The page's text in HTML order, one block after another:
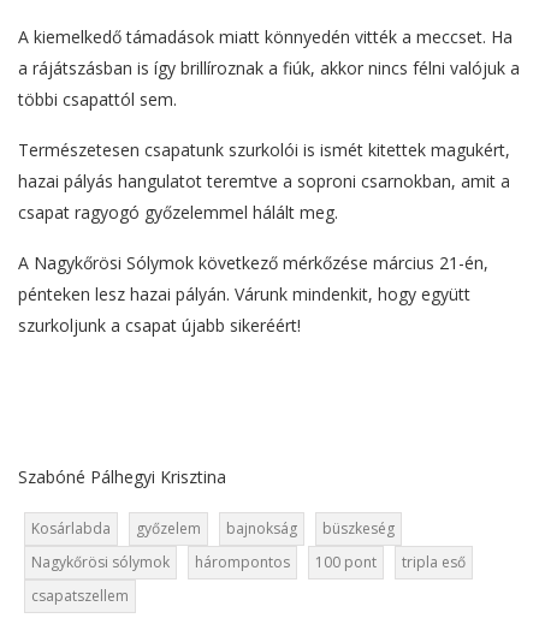
A kiemelkedő támadások miatt könnyedén vitték a meccset. Ha
a rájátszásban is így brillíroznak a fiúk, akkor nincs félni valójuk a
többi csapattól sem.
Természetesen csapatunk szurkolói is ismét kitettek magukért,
hazai pályás hangulatot teremtve a soproni csarnokban, amit a
csapat ragyogó győzelemmel hálált meg.
A Nagykőrösi Sólymok következő mérkőzése március 21-én,
pénteken lesz hazai pályán. Várunk mindenkit, hogy együtt
szurkoljunk a csapat újabb sikeréért!
Szabóné Pálhegyi Krisztina
Kosárlabda győzelem bajnokság
büszkeség
Nagykőrösi sólymok
hárompontos 100 pont
tripla eső
csapatszellem